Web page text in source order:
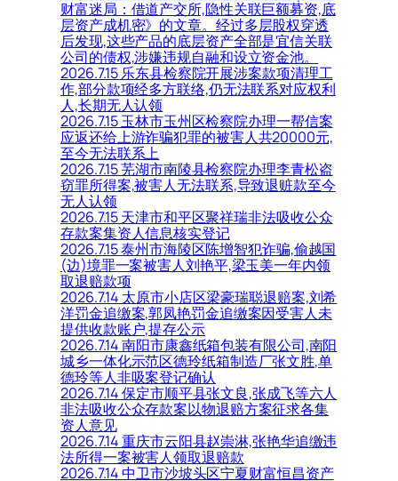
财富迷局：借道产交所,隐性关联巨额募资,底
层资产成机密》的文章。经过多层股权穿透
后发现,这些产品的底层资产全部是宜信关联
公司的债权,涉嫌违规自融和设立资金池。
2026.7.15 乐东县检察院开展涉案款项清理工
作,部分款项经多方联络,仍无法联系对应权利
人,长期无人认领
2026.7.15 玉林市玉州区检察院办理一帮信案
应返还给上游诈骗犯罪的被害人共20000元,
至今无法联系上
2026.7.15 芜湖市南陵县检察院办理李青松盗
窃罪所得案,被害人无法联系,导致退赃款至今
无人认领
2026.7.15 天津市和平区聚祥瑞非法吸收公众
存款案集资人信息核实登记
2026.7.15 泰州市海陵区陈增智犯诈骗,偷越国
(边)境罪一案被害人刘艳平,梁玉美一年内领
取退赔款项
2026.7.14 太原市小店区梁豪瑞聪退赔案,刘希
洋罚金追缴案,郭凤艳罚金追缴案因受害人未
提供收款账户,提存公示
2026.7.14 南阳市康鑫纸箱包装有限公司,南阳
城乡一体化示范区德玲纸箱制造厂张文胜,单
德玲等人非吸案登记确认
2026.7.14 保定市顺平县张文良,张成飞等六人
非法吸收公众存款案以物退赔方案征求各集
资人意见
2026.7.14 重庆市云阳县赵崇淋,张艳华追缴违
法所得一案被害人领取退赔款
2026.7.14 中卫市沙坡头区宁夏财富恒昌资产